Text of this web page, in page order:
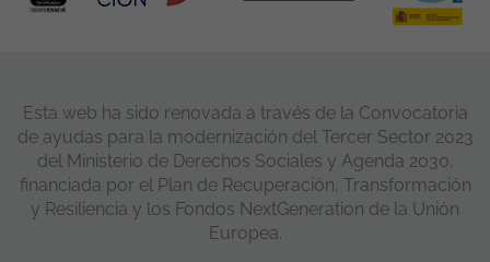
Esta web ha sido renovada a través de la Convocatoria
de ayudas para la modernización del Tercer Sector 2023
del Ministerio de Derechos Sociales y Agenda 2030,
financiada por el Plan de Recuperación, Transformación
y Resiliencia y los Fondos NextGeneration de la Unión
Europea.